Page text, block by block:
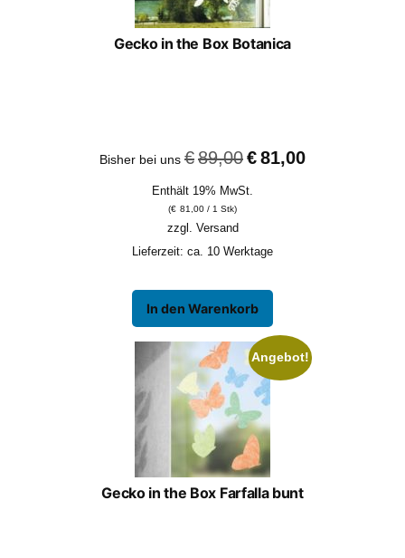
Gecko in the Box Botanica
Bisher bei uns €89,00 Ursprünglicher
war:
€81,00
Enthält 19% MwSt.
(€ 81,00 / 1 Stk)
zzgl. Versand
Lieferzeit: ca. 10 Werktage
In den Warenkorb
Angebot!
Gecko in the Box Farfalla bunt